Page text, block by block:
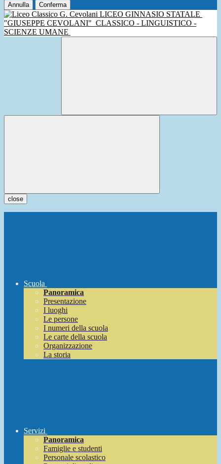
Annulla Conferma
LICEO GINNASIO STATALE
"GIUSEPPE CEVOLANI" CLASSICO - LINGUISTICO -
SCIENZE UMANE
close
Scuola
Panoramica
Presentazione
I luoghi
Le persone
I numeri della scuola
Le carte della scuola
Organizzazione
La storia
Servizi
Panoramica
Famiglie e studenti
Personale scolastico